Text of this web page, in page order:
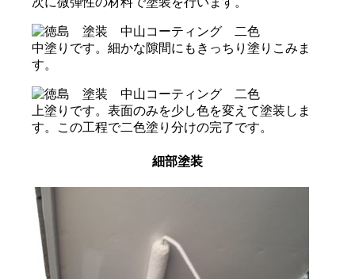
中塗りです。細かな隙間にもきっちり塗りこみま
す。
上塗りです。表面のみを少し色を変えて塗装しま
す。この工程で二色塗り分けの完了です。
細部塗装